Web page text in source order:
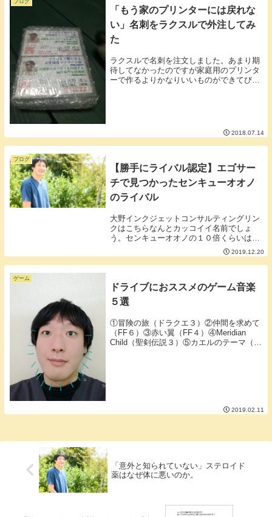
ブログ
「もう家のプリンターには戻れな
い」名刺をラクスルで外注してみ
た
ラクスルで名刺を注文しました。あまり期
待してなかったのですが家庭用のプリンタ
ーで作るよりかなりいいものができてびっ
2018.07.14
ブログ
【勝手にライバル認定】エゴサー
チで見つかったセンキューオオノ
のライバル
大野インクジェットコンサルティングリン
クはこちらなんとカッコイイ名前でしょ
う。センキューオオノの１０倍くらいはカ
ッコイイ名前ですね。ジェットっていう言
葉の響きがいいなぁ。日本では遅れている
産業用のインクジェットをコンサルティン
2019.12.20
ゲーム
ドライブにおススメのゲーム音楽
５選
①冒険の旅（ドラクエ３）②仲間を求めて
（FF６）③赤い翼（FF４）④Meridian
Child（聖剣伝説３）⑤カエルのテーマ（ク
2019.02.11
「意外と知られていない」ステロイド
薬はなぜ体に悪いのか。